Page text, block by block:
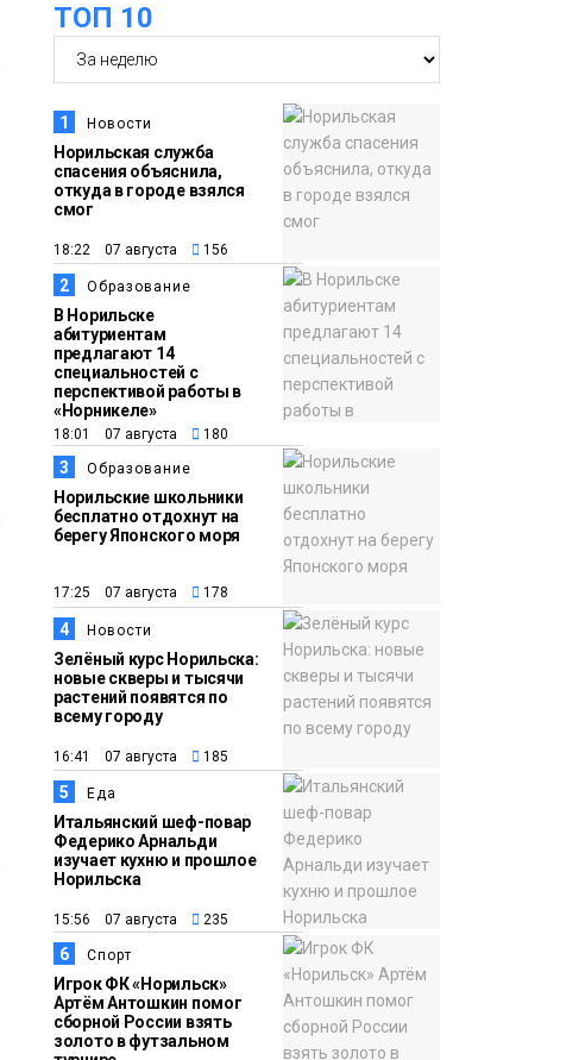
Спорт
14:30
Новости
Ленинский проспект
частично закроют в
связи с Днём
рождения «Башни»
13:59
Новости
«Домик Хоббитов» и
«Самолёт в облаках»
появятся в Кайеркане
13:08
Новости
Предстоящие
выходные в
Норильске будут
зябкими, пасмурными
и дождливыми
Общество
Как в Норильске
помогают женщинам
из исправительного
центра
адаптироваться к
жизни
ТОП 10
1 Новости
Норильская служба
спасения объяснила,
откуда в городе взялся
смог
18:22 07 августа 156
2 Образование
В Норильске
абитуриентам
предлагают 14
специальностей с
перспективой работы в
«Норникеле»
18:01 07 августа 180
3 Образование
Норильские школьники
бесплатно отдохнут на
берегу Японского моря
17:25 07 августа 178
4 Новости
Зелёный курс Норильска:
новые скверы и тысячи
растений появятся по
всему городу
16:41 07 августа 185
5 Еда
Итальянский шеф-повар
Федерико Арнальди
изучает кухню и прошлое
Норильска
15:56 07 августа 235
6 Спорт
Игрок ФК «Норильск»
Артём Антошкин помог
сборной России взять
золото в футзальном